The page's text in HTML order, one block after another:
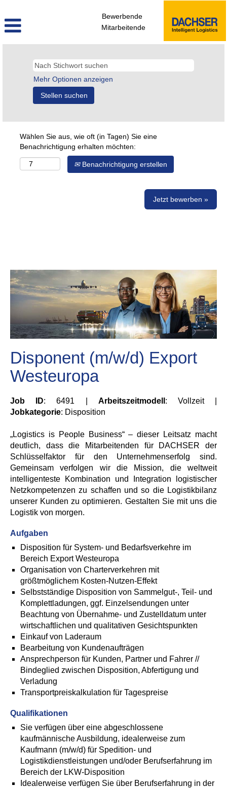
Bewerbende
Mitarbeitende
Mehr Optionen anzeigen
Wählen Sie aus, wie oft (in Tagen) Sie eine
Benachrichtigung erhalten möchten:
Benachrichtigung erstellen
Jetzt bewerben »
Disponent (m/w/d) Export
Westeuropa
Job ID: 6491 | Arbeitszeitmodell : Vollzeit |
Jobkategorie: Disposition
„Logistics is People Business“ – dieser Leitsatz macht
deutlich, dass die Mitarbeitenden für DACHSER der
Schlüsselfaktor für den Unternehmenserfolg sind.
Gemeinsam verfolgen wir die Mission, die weltweit
intelligenteste Kombination und Integration logistischer
Netzkompetenzen zu schaffen und so die Logistikbilanz
unserer Kunden zu optimieren. Gestalten Sie mit uns die
Logistik von morgen.
Aufgaben
Disposition für System- und Bedarfsverkehre im
Bereich Export Westeuropa
Organisation von Charterverkehren mit
größtmöglichem Kosten-Nutzen-Effekt
Selbstständige Disposition von Sammelgut-, Teil- und
Komplettladungen, ggf. Einzelsendungen unter
Beachtung von Übernahme- und Zustelldatum unter
wirtschaftlichen und qualitativen Gesichtspunkten
Einkauf von Laderaum
Bearbeitung von Kundenaufträgen
Ansprechperson für Kunden, Partner und Fahrer //
Bindeglied zwischen Disposition, Abfertigung und
Verladung
Transportpreiskalkulation für Tagespreise
Qualifikationen
Sie verfügen über eine abgeschlossene
kaufmännische Ausbildung, idealerweise zum
Kaufmann (m/w/d) für Spedition- und
Logistikdienstleistungen und/oder Berufserfahrung im
Bereich der LKW-Disposition
Idealerweise verfügen Sie über Berufserfahrung in der